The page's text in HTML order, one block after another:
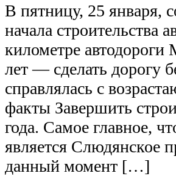
В пятницу, 25 января,
начала строительства
километре
лет — сделать дорогу
справлялась с
факты Завершить
года. Самое главное,
является Слюдянское
данный момент […]